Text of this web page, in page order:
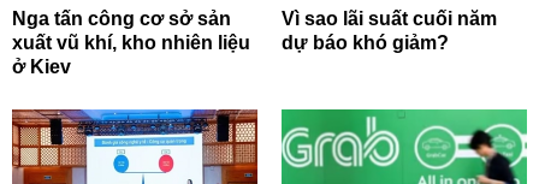
Nga tấn công cơ sở sản
xuất vũ khí, kho nhiên liệu
ở Kiev
Vì sao lãi suất cuối năm
dự báo khó giảm?